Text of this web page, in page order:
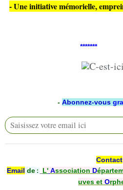
- Une initiative mémorielle,
*******
- Abonnez-vous
Contact
Email de : L' Association D
uves et O